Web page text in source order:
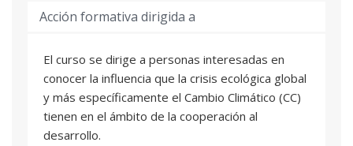
- Reflexionar sobre las problemáticas globales
- Comprender la evolución de los cambios
globales en función de los estudios prospectivos
(clima/energía/recursos)
- Reflexionar sobre modelos y dinámicas de la
cooperación ante los nuevos escenarios
Acción formativa dirigida a
El curso se dirige a personas interesadas en
conocer la influencia que la crisis ecológica global
y más específicamente el Cambio Climático (CC)
tienen en el ámbito de la cooperación al
desarrollo.